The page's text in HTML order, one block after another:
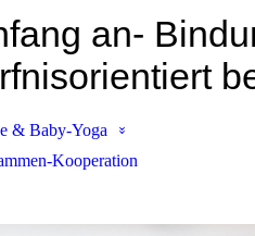
an-
& Baby-Yoga
Kooperation